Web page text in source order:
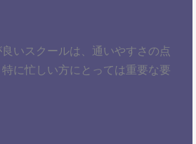
いスクールは、通いやすさの点
に忙しい方にとっては重要な要